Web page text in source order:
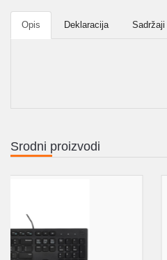
Opis Deklaracija Sadržaji
Srodni proizvodi